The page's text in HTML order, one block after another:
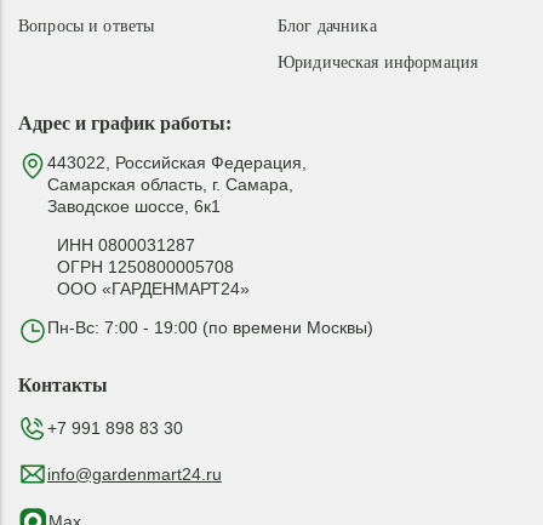
Адрес и график работы:
443022, Российская Федерация,
Самарская область, г. Самара,
Заводское шоссе, 6к1
ИНН 0800031287
ОГРН 1250800005708
ООО «ГАРДЕНМАРТ24»
Пн-Вс: 7:00 - 19:00 (по времени Москвы)
Блог дачника
Юридическая информация
Вопросы и ответы
Контакты
+7 991 898 83 30
info@gardenmart24.ru